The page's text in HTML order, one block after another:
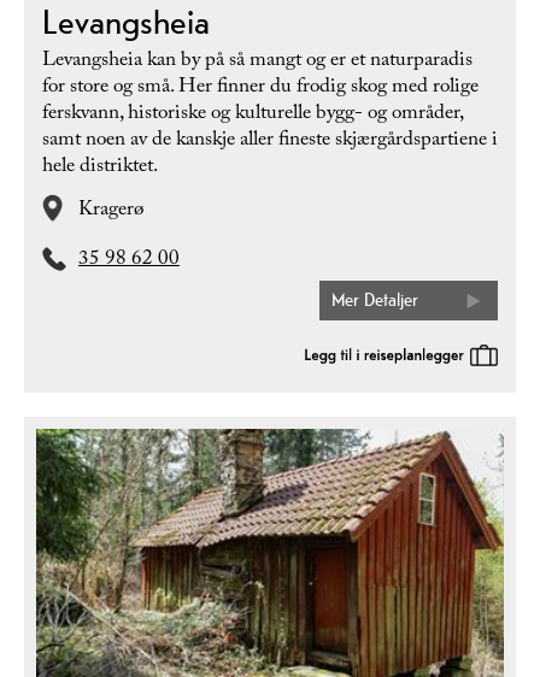
Levangsheia
Levangsheia kan by på så mangt og er et naturparadis
for store og små. Her finner du frodig skog med rolige
ferskvann, historiske og kulturelle bygg- og områder,
samt noen av de kanskje aller fineste skjærgårdspartiene i
hele distriktet.
Kragerø
35 98 62 00
Mer Detaljer